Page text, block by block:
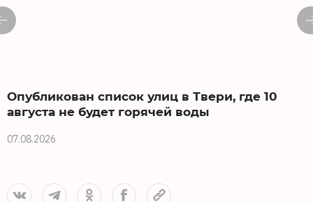
Опубликован список улиц в Твери, где 10
августа не будет горячей воды
07.08.2026